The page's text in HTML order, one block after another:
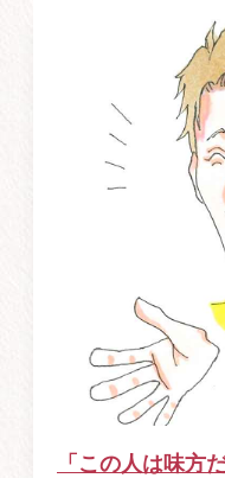
「この人は味方